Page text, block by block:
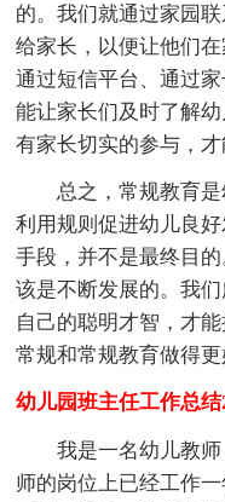
的。我们就通过家园
给家长，以便让他们
通过短信平台、通过
能让家长们及时了解
有家长切实的参与，
总之，常规教育
利用规则促进幼儿良
手段，并不是最终目
该是不断发展的。我
自己的聪明才智，才
常规和常规教育做得更
幼儿园班主任工作总结
我是一名幼儿教
师的岗位上已经工作